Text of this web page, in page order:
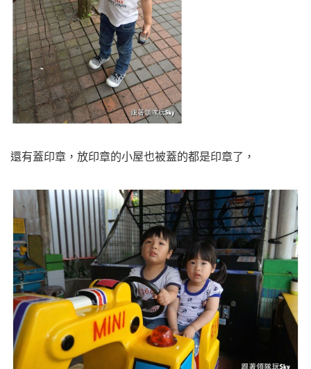
還有蓋印章，放印章的小屋也被蓋的都是印章了，